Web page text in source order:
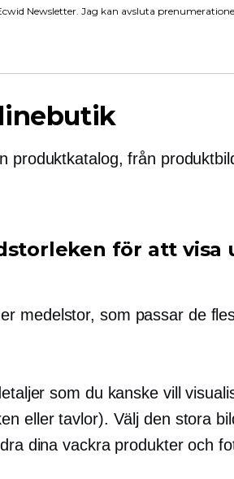
Newsletter. Jag kan avsluta
produktkatalog, från
för att visa
medelstor, som passar de
som du kanske vill
eller tavlor). Välj den stora
dina vackra produkter och